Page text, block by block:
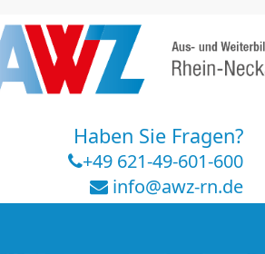
Haben Sie Fragen?
+49 621-49-601-600
info@awz-rn.de